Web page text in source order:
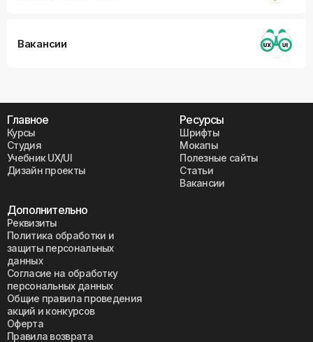
Вакансии
Главное
Курсы
Студия
Учебник UX/UI
Дизайн проекты
Ресурсы
Шрифты
Мокапы
Полезные сайты
Статьи
Вакансии
Дополнительно
Реквизиты
Политика обработки и
защиты персональных
данных
Согласие на обработку
персональных данных
Общие правила проведения
акций и конкурсов
Оферта
Правила возврата